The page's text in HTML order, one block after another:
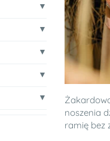
noszenia
ramię bez